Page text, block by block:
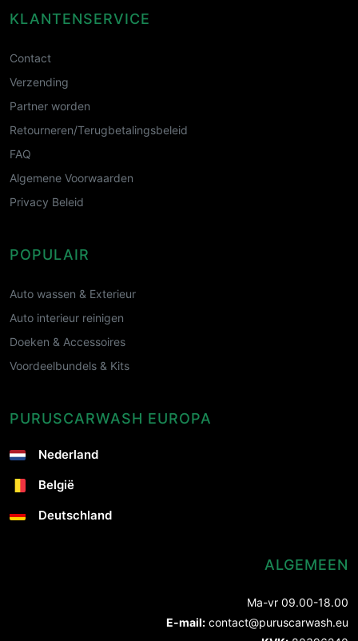
KLANTENSERVICE
Contact
Verzending
Partner worden
Retourneren/Terugbetalingsbeleid
FAQ
Algemene Voorwaarden
Privacy Beleid
POPULAIR
Auto wassen & Exterieur
Auto interieur reinigen
Doeken & Accessoires
Voordeelbundels & Kits
PURUSCARWASH EUROPA
Nederland
België
Deutschland
ALGEMEEN
Ma-vr 09.00-18.00
E-mail: contact@puruscarwash.eu